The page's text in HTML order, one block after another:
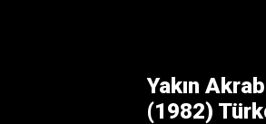
Yakın
(1982)